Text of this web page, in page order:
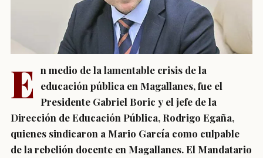
E n medio de la lamentable crisis de la
educación pública en Magallanes, fue el
Presidente Gabriel Boric y el jefe de la
Dirección de Educación Pública, Rodrigo Egaña,
quienes sindicaron a Mario García como culpable
de la rebelión docente en Magallanes. El Mandatario